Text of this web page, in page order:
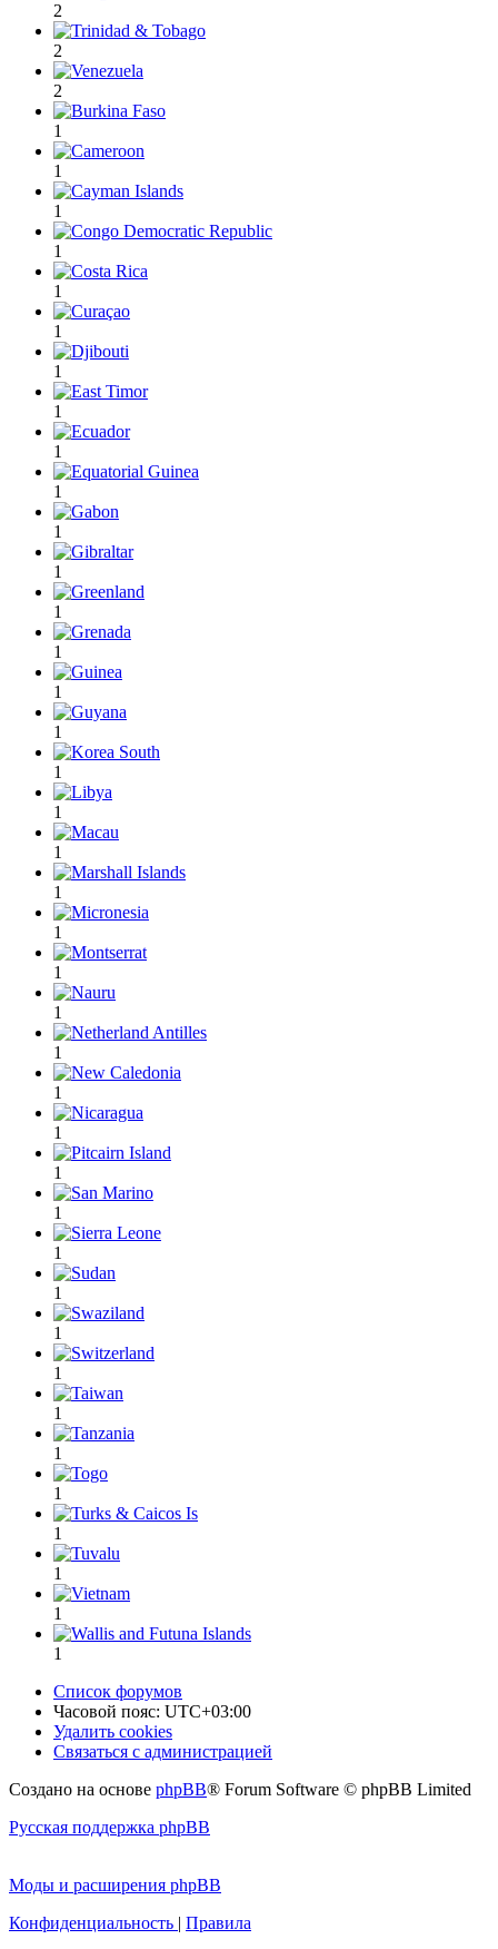
2
2
2
1
1
1
1
1
1
1
1
1
1
1
1
1
1
1
1
1
1
1
1
1
1
1
1
1
1
1
1
1
1
1
1
1
1
1
1
1
1
1
Список форумов
Часовой пояс: UTC+03:00
Удалить cookies
Связаться с администрацией
Создано на основе phpBB® Forum Software © phpBB Limited
Русская поддержка phpBB
Моды и расширения phpBB
Конфиденциальность
Правила